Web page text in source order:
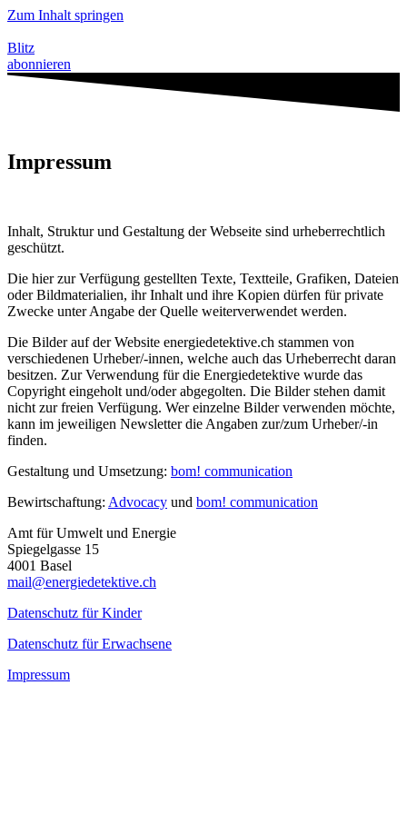
Zum Inhalt springen
Blitz
abonnieren
Impressum
Inhalt, Struktur und Gestaltung der Webseite sind urheberrechtlich
geschützt.
Die hier zur Verfügung gestellten Texte, Textteile, Grafiken, Dateien
oder Bildmaterialien, ihr Inhalt und ihre Kopien dürfen für private
Zwecke unter Angabe der Quelle weiterverwendet werden.
Die Bilder auf der Website energiedetektive.ch stammen von
verschiedenen Urheber/-innen, welche auch das Urheberrecht daran
besitzen. Zur Verwendung für die Energiedetektive wurde das
Copyright eingeholt und/oder abgegolten. Die Bilder stehen damit
nicht zur freien Verfügung. Wer einzelne Bilder verwenden möchte,
kann im jeweiligen Newsletter die Angaben zur/zum Urheber/-in
finden.
Gestaltung und Umsetzung: bom! communication
Bewirtschaftung: Advocacy und bom! communication
Amt für Umwelt und Energie
Spiegelgasse 15
4001 Basel
mail@energiedetektive.ch
Datenschutz für Kinder
Datenschutz für Erwachsene
Impressum